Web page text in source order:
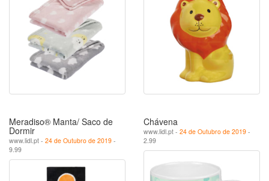
Meradiso® Manta/ Saco de
Dormir
www.lidl.pt - 24 de Outubro de 2019 -
9.99
Chávena
www.lidl.pt - 24 de Outubro de 2019 -
2.99